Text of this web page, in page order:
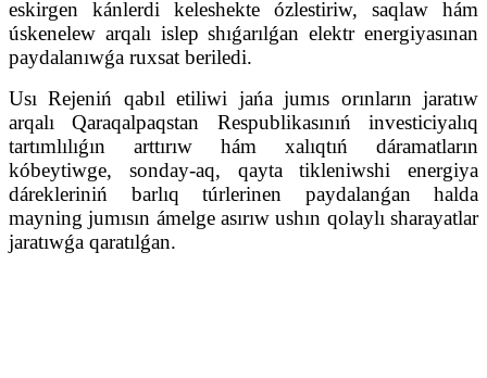
eskirgen kánlerdi keleshekte ózlestiriw, saqlaw hám
úskenelew arqalı islep shıǵarılǵan elektr energiyasınan
paydalanıwǵa ruxsat beriledi.
Usı Rejeniń qabıl etiliwi jańa jumıs orınların jaratıw
arqalı Qaraqalpaqstan Respublikasınıń investiciyalıq
tartımlılıǵın arttırıw hám xalıqtıń dáramatların
kóbeytiwge, sonday-aq, qayta tikleniwshi energiya
dárekleriniń barlıq túrlerinen paydalanǵan halda
mayning jumısın ámelge asırıw ushın qolaylı sharayatlar
jaratıwǵa qaratılǵan.